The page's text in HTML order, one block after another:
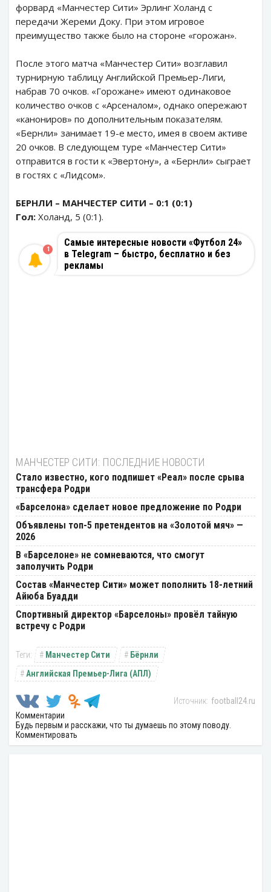
форвард «Манчестер Сити» Эрлинг Холанд с
передачи Жереми Доку. При этом игровое
преимущество также было на стороне «горожан».
После этого матча «Манчестер Сити» возглавил
турнирную таблицу Английской Премьер-Лиги,
набрав 70 очков. «Горожане» имеют одинаковое
количество очков с «Арсеналом», однако опережают
«канониров» по дополнительным показателям.
«Бернли» занимает 19-е место, имея в своем активе
20 очков. В следующем туре «Манчестер Сити»
отправится в гости к «Эвертону», а «Бернли» сыграет
в гостях с «Лидсом».
БЕРНЛИ – МАНЧЕСТЕР СИТИ – 0:1 (0:1)
Гол: Холанд, 5 (0:1).
Самые интересные новости «Футбол 24»
в Telegram – быстро, бесплатно и без
рекламы
1
МАНЧЕСТЕР СИТИ: ПОСЛЕДНИЕ НОВОСТИ
Стало известно, кого подпишет «Реал» после срыва
трансфера Родри
«Барселона» сделает новое предложение по Родри
Объявлены топ-5 претендентов на «Золотой мяч» —
2026
В «Барселоне» не сомневаются, что смогут
заполучить Родри
Состав «Манчестер Сити» может пополнить 18-летний
Айюба Буадди
Спортивный директор «Барселоны» провёл тайную
встречу с Родри
Манчестер Сити
Бёрнли
Английская Премьер-Лига (АПЛ)
football24.ru
Комментарии
Будь первым и расскажи, что ты думаешь по этому поводу.
Комментировать